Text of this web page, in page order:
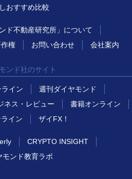
おすすめ比較
ド不動産研究所」について
権
お問い合わせ 会社案内
ンド社のサイト
イン
週刊ダイヤモンド
ネス・レビュー
書籍オンライン
イン
ザイFX！
CRYPTO INSIGHT
モンド教育ラボ